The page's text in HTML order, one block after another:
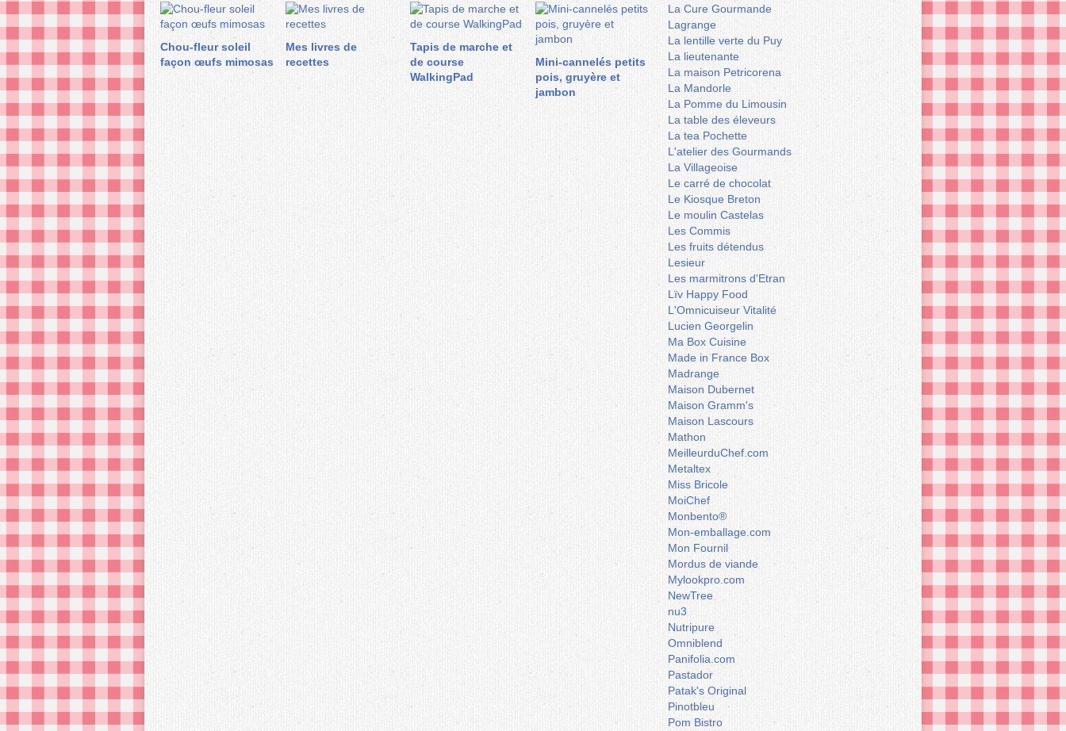
Chou-fleur soleil
façon œufs mimosas
Mes livres de
recettes
Tapis de marche et
de course
WalkingPad
Mini-cannelés petits
pois, gruyère et
jambon
La Cure Gourmande
Lagrange
La lentille verte du Puy
La lieutenante
La maison Petricorena
La Mandorle
La Pomme du Limousin
La table des éleveurs
La tea Pochette
L'atelier des Gourmands
La Villageoise
Le carré de chocolat
Le Kiosque Breton
Le moulin Castelas
Les Commis
Les fruits détendus
Lesieur
Les marmitrons d'Etran
Lïv Happy Food
L'Omnicuiseur Vitalité
Lucien Georgelin
Ma Box Cuisine
Made in France Box
Madrange
Maison Dubernet
Maison Gramm's
Maison Lascours
Mathon
MeilleurduChef.com
Metaltex
Miss Bricole
MoiChef
Monbento®
Mon-emballage.com
Mon Fournil
Mordus de viande
Mylookpro.com
NewTree
nu3
Nutripure
Omniblend
Panifolia.com
Pastador
Patak's Original
Pinotbleu
Pom Bistro